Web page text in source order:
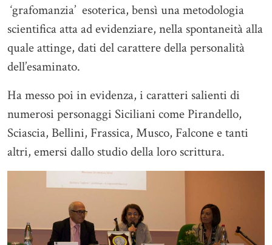
‘grafomanzia’ esoterica, bensì una metodologia
scientifica atta ad evidenziare, nella spontaneità alla
quale attinge, dati del carattere della personalità
dell’esaminato.
Ha messo poi in evidenza, i caratteri salienti di
numerosi personaggi Siciliani come Pirandello,
Sciascia, Bellini, Frassica, Musco, Falcone e tanti
altri, emersi dallo studio della loro scrittura.